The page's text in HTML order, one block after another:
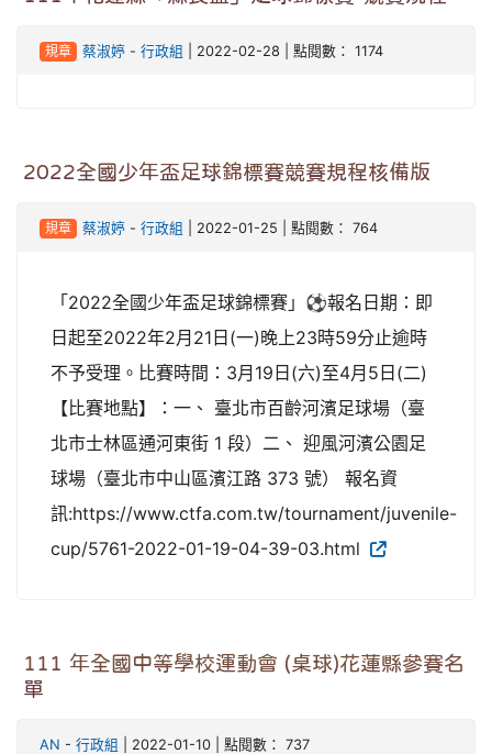
規章 蔡淑婷- 行政組 | 2022-02-28 | 點閱數： 1174
2022全國少年盃足球錦標賽競賽規程核備版
規章 蔡淑婷- 行政組 | 2022-01-25 | 點閱數： 764
「2022全國少年盃足球錦標賽」⚽​ ​ ​ 報名日期：即
日起至2022年2月21日(一)晚上23時59分止​ 逾時
不予受理。​ 比賽時間：3月19日(六)至4月5日(二)​ ​
【比賽地點】：​ 一、 臺北市百齡河濱足球場​ （臺
北市士林區通河東街 1 段）​ 二、 迎風河濱公園足
球場​ （臺北市中山區濱江路 373 號） 報名資
訊:https://www.ctfa.com.tw/tournament/juvenile-
cup/5761-2022-01-19-04-39-03.html
111 年全國中等學校運動會 (桌球)花蓮縣參賽名
單
AN - 行政組 | 2022-01-10 | 點閱數： 737